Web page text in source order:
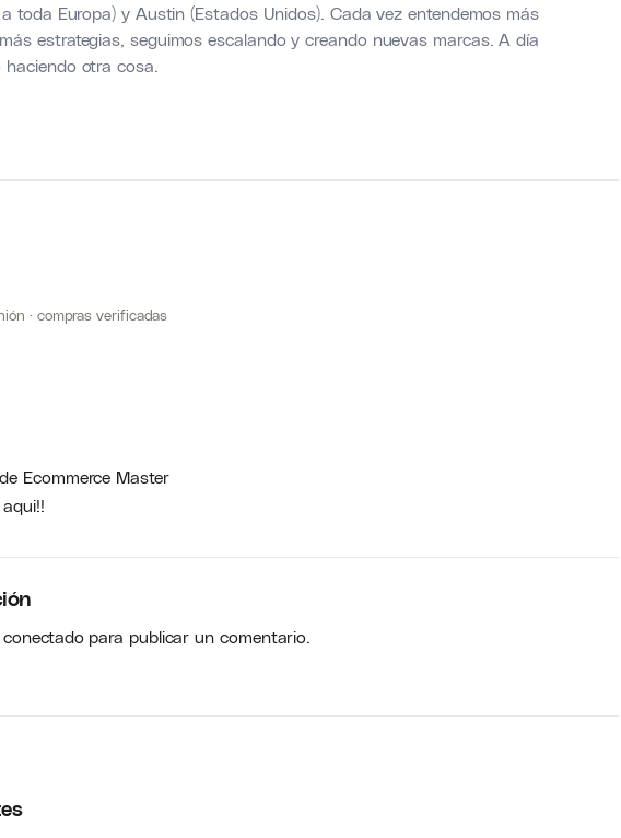
toda Europa) y Austin (Estados Unidos). Cada vez entendemos más
estrategias, seguimos escalando y creando nuevas marcas. A día
otra cosa.
· compras verificadas
Ecommerce Master
conectadopara publicar un comentario.